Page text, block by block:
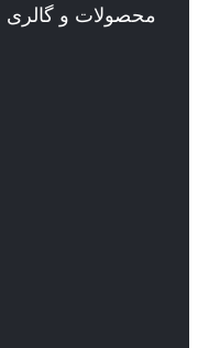
محصولات و گالری